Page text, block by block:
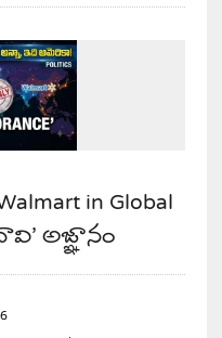
in Global
అజ్ఞానం